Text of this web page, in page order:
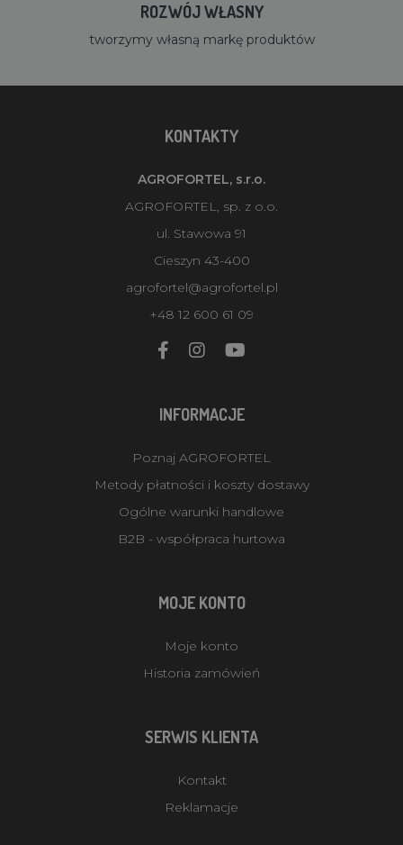
ROZWÓJ WŁASNY
tworzymy własną markę produktów
KONTAKTY
AGROFORTEL, s.r.o.
AGROFORTEL, sp. z o.o.
ul. Stawowa 91
Cieszyn 43-400
agrofortel@agrofortel.pl
+48 12 600 61 09
INFORMACJE
Poznaj AGROFORTEL
Metody płatności i koszty dostawy
Ogólne warunki handlowe
B2B - współpraca hurtowa
MOJE KONTO
Moje konto
Historia zamówień
SERWIS KLIENTA
Kontakt
Reklamacje